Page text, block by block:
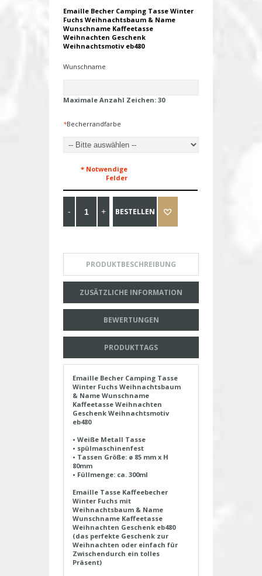
Emaille Becher Camping Tasse Winter
Fuchs Weihnachtsbaum & Name
Wunschname Kaffeetasse
Weihnachten Geschenk
Weihnachtsmotiv eb480
Wunschname
Maximale Anzahl Zeichen: 30
*Becherrandfarbe
* Notwendige
Felder
BESTELLEN
PRODUKTBESCHREIBUNG
ZUSÄTZLICHE INFORMATION
BEWERTUNGEN
PRODUKTTAGS
Emaille Becher Camping Tasse
Winter Fuchs Weihnachtsbaum
& Name Wunschname
Kaffeetasse Weihnachten
Geschenk Weihnachtsmotiv
eb480
• Weiße Metall Tasse
• spülmaschinenfest
• Tassen Größe: ø 85 mm x H
80mm
• Füllmenge: ca. 300ml
Emaille Tasse Kaffeebecher
Winter Fuchs mit
Weihnachtsbaum & Name
Wunschname Kaffeetasse
Weihnachten Geschenk eb480
(das perfekte Geschenk zur
Weihnachten oder einfach für
Zwischendurch ein tolles
Präsent)